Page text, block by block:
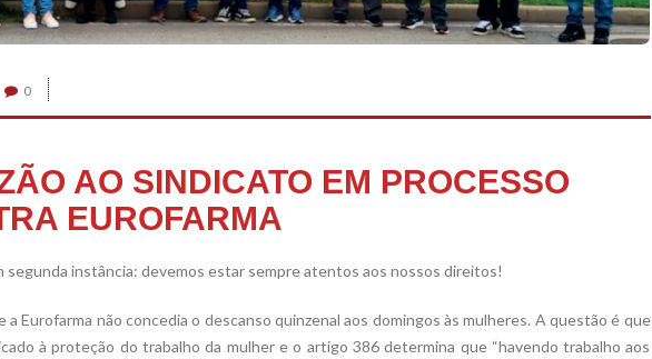
0
AO SINDICATO EM PROCESSO
EUROFARMA
instância: devemos estar sempre atentos aos nossos direitos!
Eurofarma não concedia o descanso quinzenal aos domingos às mulheres. A questão é que
à proteção do trabalho da mulher e o artigo 386 determina que “havendo trabalho aos